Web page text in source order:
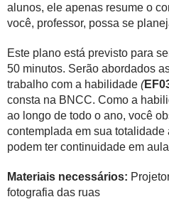
alunos, ele apenas resume o
você, professor, possa se
Este plano está previsto para
50 minutos. Serão abordados
trabalho com a habilidade (
consta na BNCC. Como a
ao longo de todo o ano, você
contemplada em sua
podem ter continuidade em
Materiais necessários:
fotografia das ruas